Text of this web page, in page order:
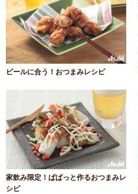
ビールに合う！おつまみレシピ
家飲み限定！ぱぱっと作るおつまみレ
シピ